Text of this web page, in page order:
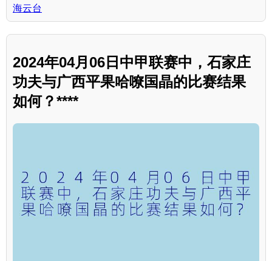
海云台
2024年04月06日中甲联赛中，石家庄
功夫与广西平果哈嘹国晶的比赛结果
如何？****